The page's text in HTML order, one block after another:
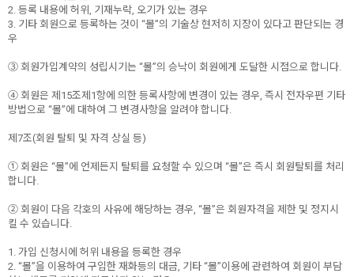
2. 등록 내용에 허위, 기재누락, 오기가 있는 경우
3. 기타 회원으로 등록하는 것이 “몰”의 기술상 현저히 지장이 있다고 판단되는 경
우
③ 회원가입계약의 성립시기는 “몰”의 승낙이 회원에게 도달한 시점으로 합니다.
④ 회원은 제15조제1항에 의한 등록사항에 변경이 있는 경우, 즉시 전자우편 기타
방법으로 “몰”에 대하여 그 변경사항을 알려야 합니다.
제7조(회원 탈퇴 및 자격 상실 등)
① 회원은 “몰”에 언제든지 탈퇴를 요청할 수 있으며 “몰”은 즉시 회원탈퇴를 처리
합니다.
② 회원이 다음 각호의 사유에 해당하는 경우, “몰”은 회원자격을 제한 및 정지시
킬 수 있습니다.
1. 가입 신청시에 허위 내용을 등록한 경우
2. “몰”을 이용하여 구입한 재화등의 대금, 기타 “몰”이용에 관련하여 회원이 부담